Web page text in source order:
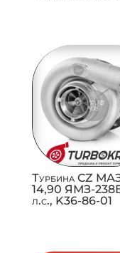
Турбина CZ
14,90 ЯМЗ-
л.с., K36-86-01